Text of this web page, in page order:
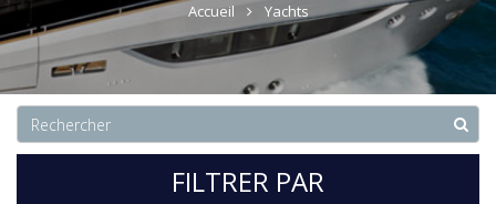
Accueil Yachts
FILTRER PAR